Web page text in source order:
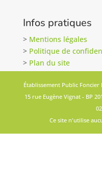
Infos pratiques
> Mentions légales
> Politique de
> Plan du site
Établissement Public Foncier
15 rue Eugène Vignat - BP
Ce site n'utilise